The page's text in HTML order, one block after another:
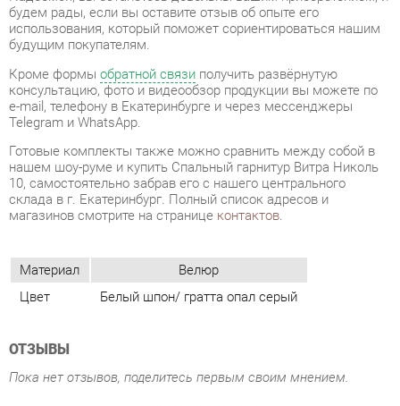
e-mail, телефону в Екатеринбурге и через мессенджеры
Telegram и WhatsApp.
Готовые комплекты также можно сравнить между собой в
нашем шоу-руме и купить Спальный гарнитур Витра Николь
10, самостоятельно забрав его с нашего центрального
склада в г. Екатеринбург. Полный список адресов и
магазинов смотрите на страницеконтактов.
Материал
Велюр
Цвет
Белый шпон/ гратта опал серый
Пока нет отзывов, поделитесь первым своим мнением.
ДОБАВИТЬ ОТЗЫВ
ПОХОЖИЕ ТОВАРЫ